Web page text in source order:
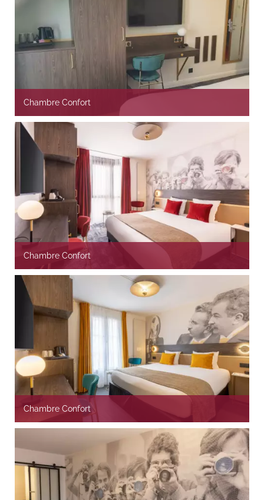
Chambre Confort
Chambre Confort
Chambre Confort